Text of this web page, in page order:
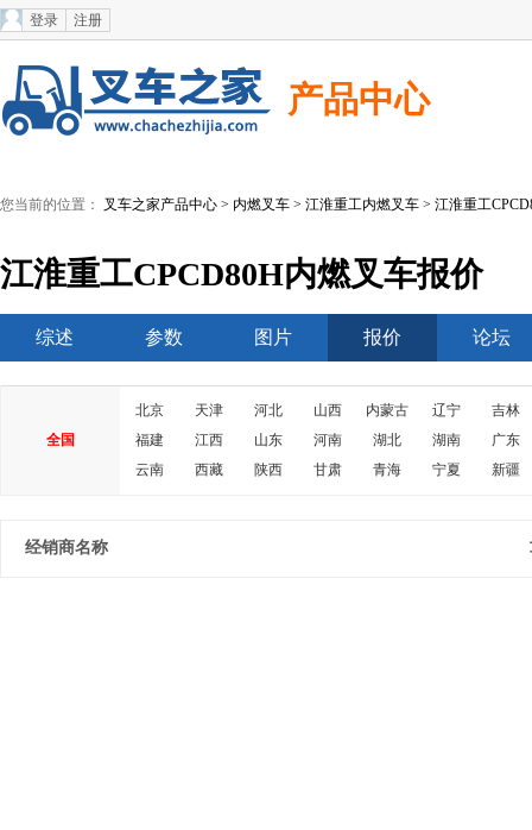
登录 注册
产品中心
您当前的位置： 叉车之家产品中心 > 内燃叉车 > 江淮重工内燃叉车 > 江淮重工
江淮重工CPCD80H内燃叉车报价
综述 参数 图片 报价 论坛
全国
北京 天津 河北 山西 内蒙古 辽宁
吉林
福建
江西 山东 河南 湖北 湖南
广东
云南
西藏 陕西 甘肃 青海 宁夏 新疆
经销商名称